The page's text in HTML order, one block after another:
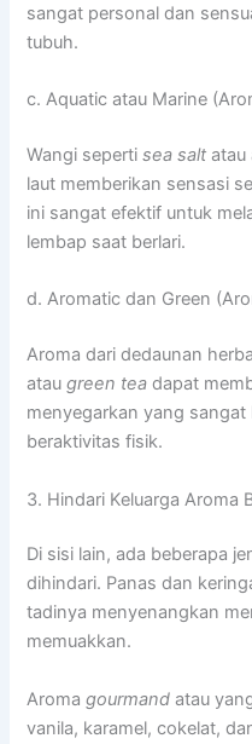
sangat personal dan
tubuh.
c. Aquatic atau Marine
Wangi sepertisea salt atau
laut memberikan sensasi
ini sangat efektif untuk
lembap saat berlari.
d. Aromatic dan Green
Aroma dari dedaunan
ataugreen tea dapat
menyegarkan yang
beraktivitas fisik.
3. Hindari Keluarga Aroma
Di sisi lain, ada beberapa
dihindari. Panas dan
tadinya menyenangkan
memuakkan.
Aromagourmand atau
vanila, karamel, cokelat,